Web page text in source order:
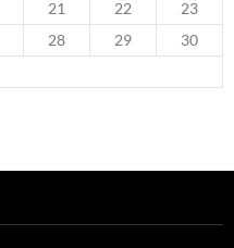
21 22
23
28 29
30